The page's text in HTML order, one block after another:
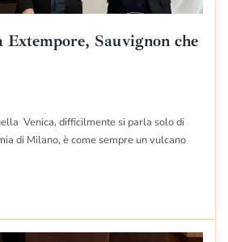
Extempore, Sauvignon che
Venica, difficilmente si parla solo di
di Milano, è come sempre un vulcano